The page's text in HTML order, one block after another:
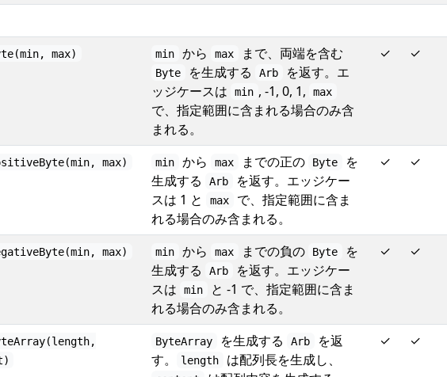
max) min から max まで、両端を含む
Byte を生成する Arb
を返す。エ
ッジケースは
min , -1, 0, 1, max
で、指定範囲に含まれる場合のみ含
まれる。
✓ ✓
max) min から max までの正の Byte
を
生成する
Arb
を返す。エッジケー
スは 1 と
max
で、指定範囲に含ま
れる場合のみ含まれる。
✓ ✓
max) min から max までの負の Byte
を
生成する
Arb
を返す。エッジケー
スは
min
と -1 で、指定範囲に含ま
れる場合のみ含まれる。
✓ ✓
ByteArray を生成する Arb
を返
す。
length は配列長を生成し、
✓ ✓